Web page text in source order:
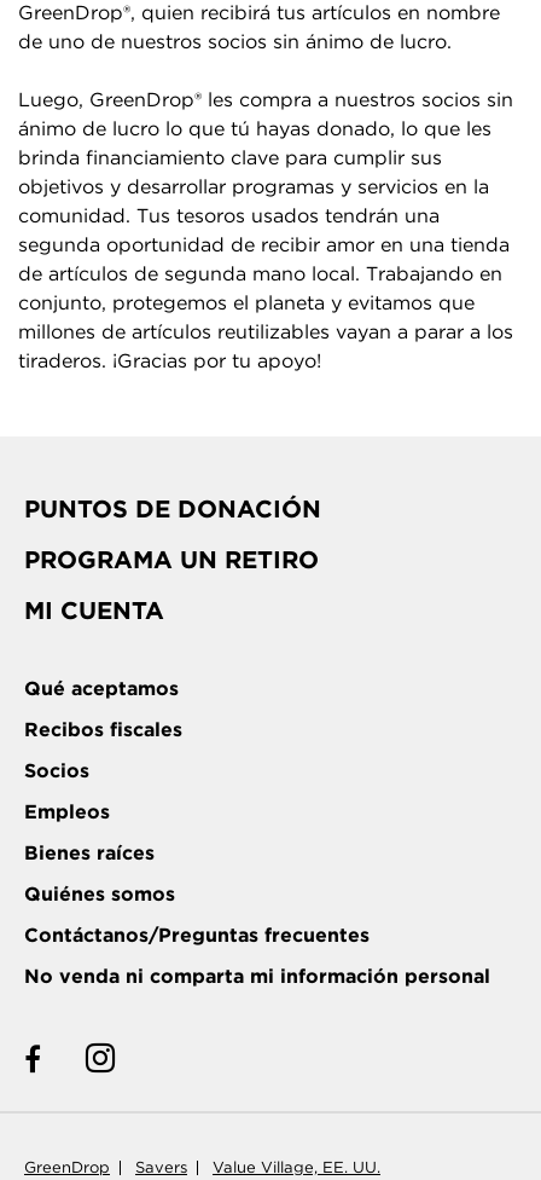
GreenDrop®, quien recibirá tus artículos en nombre
de uno de nuestros socios sin ánimo de lucro.
Luego, GreenDrop® les compra a nuestros socios sin
ánimo de lucro lo que tú hayas donado, lo que les
brinda financiamiento clave para cumplir sus
objetivos y desarrollar programas y servicios en la
comunidad. Tus tesoros usados tendrán una
segunda oportunidad de recibir amor en una tienda
de artículos de segunda mano local. Trabajando en
conjunto, protegemos el planeta y evitamos que
millones de artículos reutilizables vayan a parar a los
tiraderos. ¡Gracias por tu apoyo!
PUNTOS DE DONACIÓN
PROGRAMA UN RETIRO
MI CUENTA
Qué aceptamos
Recibos fiscales
Socios
Empleos
Bienes raíces
Quiénes somos
Contáctanos/Preguntas frecuentes
No venda ni comparta mi información personal
GreenDrop Savers Value Village, EE. UU.